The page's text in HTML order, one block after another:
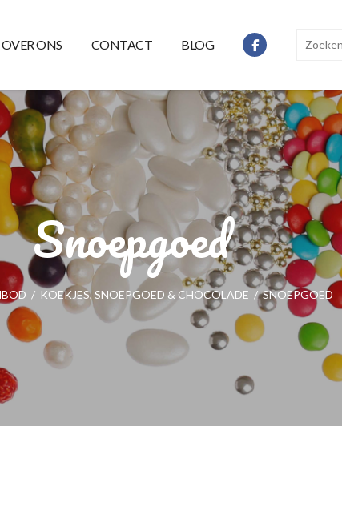
OVER ONS CONTACT BLOG
Snoepgoed
/ KOEKJES, SNOEPGOED & CHOCOLADE / SNOEPGOED